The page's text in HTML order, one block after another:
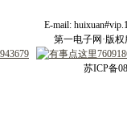
E-mail:
第一电子网·版权
苏ICP备